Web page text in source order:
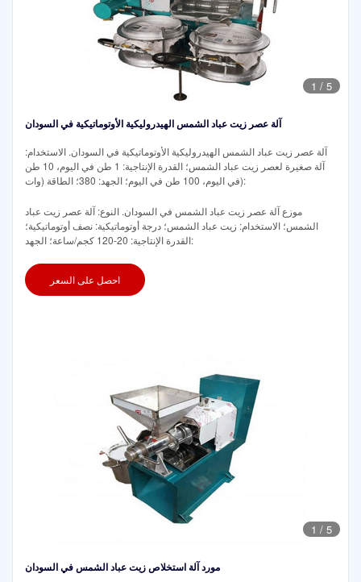
1 / 5
آلة عصر زيت عباد الشمس الهيدروليكية الأوتوماتيكية في السودان
آلة عصر زيت عباد الشمس الهيدروليكية الأوتوماتيكية في السودان. الاستخدام:
آلة صغيرة لعصر زيت عباد الشمس؛ القدرة الإنتاجية: 1 طن في اليوم، 10 طن
في اليوم، 100 طن في اليوم؛ الجهد: 380؛ الطاقة (وات):
موزع آلة عصر زيت عباد الشمس في السودان. النوع: آلة عصر زيت عباد
الشمس؛ الاستخدام: زيت عباد الشمس؛ درجة أوتوماتيكية: نصف أوتوماتيكية؛
القدرة الإنتاجية: 20-120 كجم/ساعة؛ الجهد:
احصل على السعر
1 / 5
مورد آلة استخلاص زيت عباد الشمس في السودان